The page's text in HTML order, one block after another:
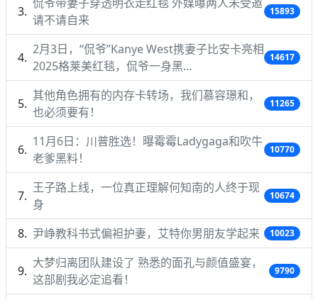
请不请自来
15893
2月3日，“侃爷”Kanye West携妻子比安卡亮相
2025格莱美红毯，侃爷一身黑…
14617
其他角色拥有的内存卡转场，我们慕容璟和，
也必须要有！
11265
11月6日：川普胜选！曝霉霉Ladygaga和吹牛
老爹黑料！
10770
王子路上线，一位真正理解何知南的人终于现
身
10674
尹峥教科书式偏袒护妻，艾特你男朋友学起来 10023
大梦归离团队建设了 熟悉的面孔与颜值盛宴，
这部剧我必定追看！
9790